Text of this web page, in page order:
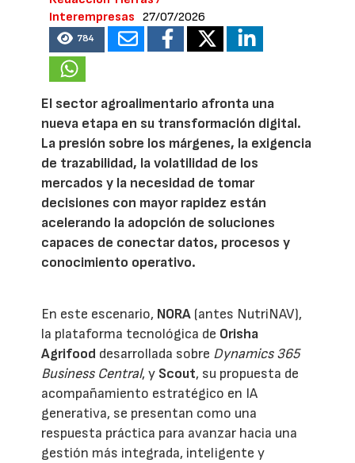
Interempresas
27/07/2026
784
El sector agroalimentario afronta una
nueva etapa en su transformación digital.
La presión sobre los márgenes, la exigencia
de trazabilidad, la volatilidad de los
mercados y la necesidad de tomar
decisiones con mayor rapidez están
acelerando la adopción de soluciones
capaces de conectar datos, procesos y
conocimiento operativo.
En este escenario, NORA (antes NutriNAV),
la plataforma tecnológica de Orisha
Agrifood desarrollada sobre Dynamics 365
Business Central, y Scout, su propuesta de
acompañamiento estratégico en IA
generativa, se presentan como una
respuesta práctica para avanzar hacia una
gestión más integrada, inteligente y